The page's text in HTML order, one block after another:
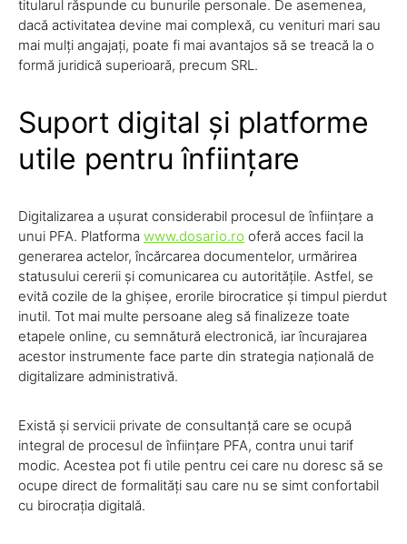
titularul răspunde cu bunurile personale. De asemenea,
dacă activitatea devine mai complexă, cu venituri mari sau
mai mulți angajați, poate fi mai avantajos să se treacă la o
formă juridică superioară, precum SRL.
Suport digital și platforme
utile pentru înființare
Digitalizarea a ușurat considerabil procesul de înființare a
unui PFA. Platforma www.dosario.ro oferă acces facil la
generarea actelor, încărcarea documentelor, urmărirea
statusului cererii și comunicarea cu autoritățile. Astfel, se
evită cozile de la ghișee, erorile birocratice și timpul pierdut
inutil. Tot mai multe persoane aleg să finalizeze toate
etapele online, cu semnătură electronică, iar încurajarea
acestor instrumente face parte din strategia națională de
digitalizare administrativă.
Există și servicii private de consultanță care se ocupă
integral de procesul de înființare PFA, contra unui tarif
modic. Acestea pot fi utile pentru cei care nu doresc să se
ocupe direct de formalități sau care nu se simt confortabil
cu birocrația digitală.